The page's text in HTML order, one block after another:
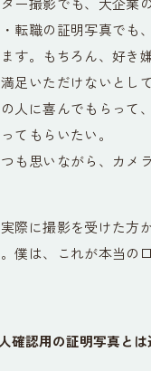
転職の証明写真でも
す。もちろん、好き
足いただけないとし
人に喜んでもらって
てもらいたい。
も思いながら、カメ
際に撮影を受けた方
僕は、これが本当の
確認用の証明写真と